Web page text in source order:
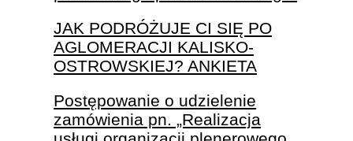
JAK PODRÓŻUJE CI SIĘ PO
AGLOMERACJI KALISKO-
OSTROWSKIEJ? ANKIETA
Postępowanie o udzielenie
zamówienia pn. „Realizacja